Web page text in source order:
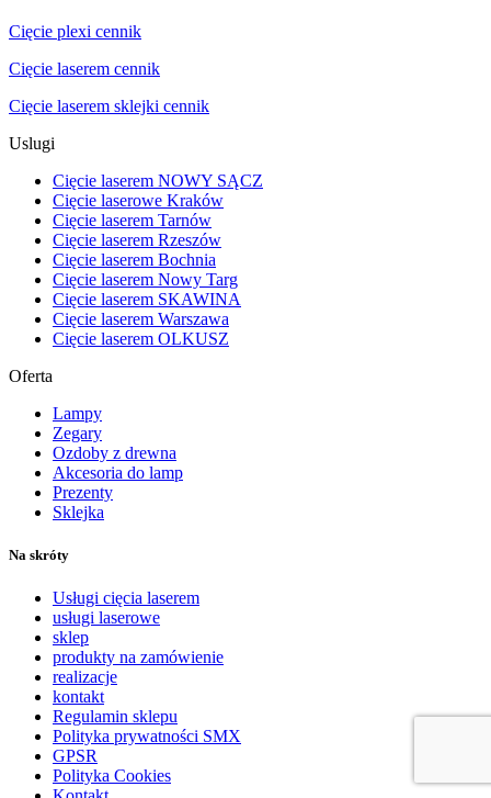
Cięcie plexi cennik
Cięcie laserem cennik
Cięcie laserem sklejki cennik
Uslugi
Cięcie laserem NOWY SĄCZ
Cięcie laserowe Kraków
Cięcie laserem Tarnów
Cięcie laserem Rzeszów
Cięcie laserem Bochnia
Cięcie laserem Nowy Targ
Cięcie laserem SKAWINA
Cięcie laserem Warszawa
Cięcie laserem OLKUSZ
Oferta
Lampy
Zegary
Ozdoby z drewna
Akcesoria do lamp
Prezenty
Sklejka
Na skróty
Usługi cięcia laserem
usługi laserowe
sklep
produkty na zamówienie
realizacje
kontakt
Regulamin sklepu
Polityka prywatności SMX
GPSR
Polityka Cookies